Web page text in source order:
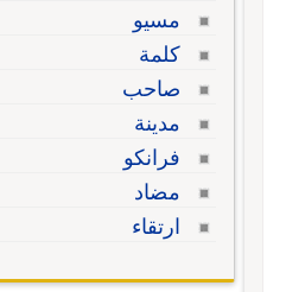
مسيو
كلمة
صاحب
مدينة
فرانكو
مضاد
ارتقاء